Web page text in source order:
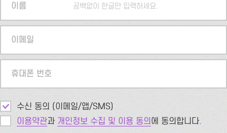
이름 공백없이 한글만 입력하세요.
이메일
휴대폰 번호
수신 동의 (이메일/앱/SMS)
이용약관과 개인정보 수집 및 이용 동의에 동의합니다.